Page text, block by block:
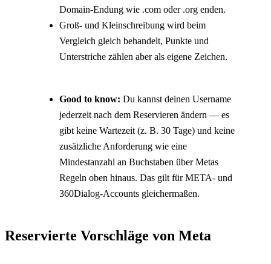
Domain-Endung wie .com oder .org enden.
Groß- und Kleinschreibung wird beim
Vergleich gleich behandelt, Punkte und
Unterstriche zählen aber als eigene Zeichen.
Good to know: Du kannst deinen Username
jederzeit nach dem Reservieren ändern — es
gibt keine Wartezeit (z. B. 30 Tage) und keine
zusätzliche Anforderung wie eine
Mindestanzahl an Buchstaben über Metas
Regeln oben hinaus. Das gilt für META- und
360Dialog-Accounts gleichermaßen.
Reservierte Vorschläge von Meta